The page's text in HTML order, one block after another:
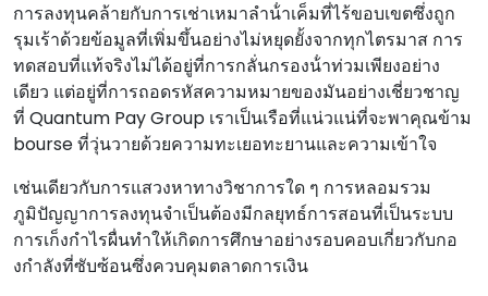
การลงทุนคล้ายกับการเช่าเหมาลําน้ําเค็มที่ไร้ขอบเขตซึ่งถูก
รุมเร้าด้วยข้อมูลที่เพิ่มขึ้นอย่างไม่หยุดยั้งจากทุกไตรมาส การ
ทดสอบที่แท้จริงไม่ได้อยู่ที่การกลั่นกรองน้ําท่วมเพียงอย่าง
เดียว แต่อยู่ที่การถอดรหัสความหมายของมันอย่างเชี่ยวชาญ
ที่ Quantum Pay Group เราเป็นเรือที่แน่วแน่ที่จะพาคุณข้าม
bourse ที่วุ่นวายด้วยความทะเยอทะยานและความเข้าใจ
เช่นเดียวกับการแสวงหาทางวิชาการใด ๆ การหลอมรวม
ภูมิปัญญาการลงทุนจําเป็นต้องมีกลยุทธ์การสอนที่เป็นระบบ
การเก็งกําไรผื่นทําให้เกิดการศึกษาอย่างรอบคอบเกี่ยวกับกอ
งกําลังที่ซับซ้อนซึ่งควบคุมตลาดการเงิน